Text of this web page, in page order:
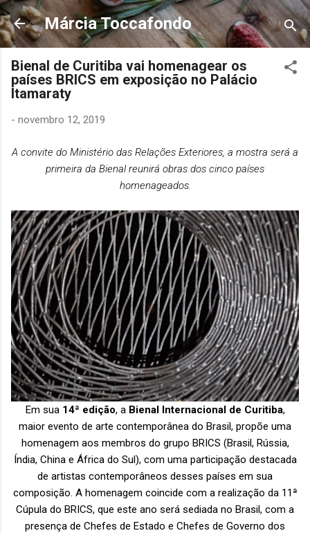
Pular para o conteúdo principal
Márcia Toccafondo
Bienal de Curitiba vai homenagear os
países BRICS em exposição no Palácio
Itamaraty
- novembro 12, 2019
A convite do Ministério das Relações Exteriores, a mostra será a
primeira da Bienal reunirá obras dos cinco países
homenageados.
Em sua14ª edição, a Bienal Internacional de Curitiba,
maior evento de arte contemporânea do Brasil, propõe uma
homenagem aos membros do grupo BRICS (Brasil, Rússia,
Índia, China e África do Sul), com uma participação destacada
de artistas contemporâneos desses países em sua
composição. A homenagem coincide com a realização da 11ª
Cúpula do BRICS, que este ano será sediada no Brasil, com a
presença de Chefes de Estado e Chefes de Governo dos